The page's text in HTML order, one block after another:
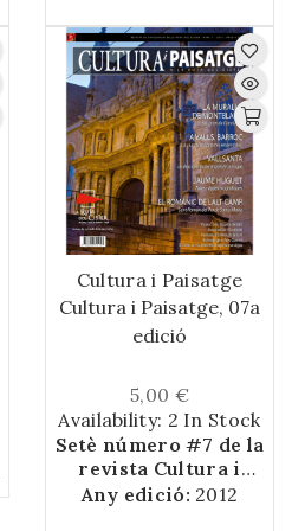
anys d’existència, els
Torraires de
Montblanc van assolir,
en els seus millors
moments, els castells
de vuit bàsics i el pilar
de 6. A part de
repassar els
precedents i el seu
present llibre estudia
diverses paraules
castelleres pròpies de
un capítol als grallers
montblanquins
d’aquella època i,
finalment, estudia,
amb totes les dades
paper.
Cultura i Paisatge
Cultura i Paisatge, 07a
edició
5,00 €
Availability: 2 In Stock
Setè número #7 de la
revista Cultura i
Paisatge a la Ruta del
Any edició: 2012